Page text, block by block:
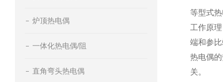
炉顶热电偶
一体化热电偶/阻
直角弯头热电偶
等型式
工作原
端和参
热电偶
关。